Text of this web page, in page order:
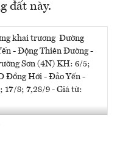
đất này.
khai trương Đường
- Động Thiên Đường -
Sơn (4N) KH: 6/5;
Đồng Hới - Đảo Yến -
17/8; 7,28/9 - Giá từ: